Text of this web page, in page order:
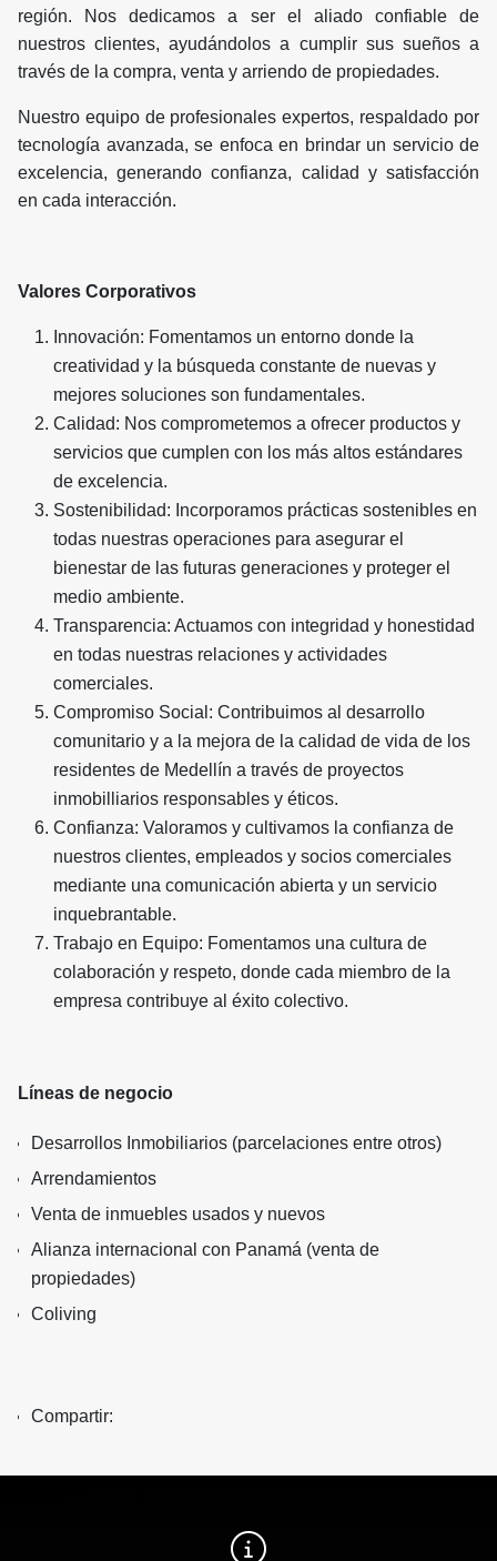
región. Nos dedicamos a ser el aliado confiable de
nuestros clientes, ayudándolos a cumplir sus sueños a
través de la compra, venta y arriendo de propiedades.
Nuestro equipo de profesionales expertos, respaldado por
tecnología avanzada, se enfoca en brindar un servicio de
excelencia, generando confianza, calidad y satisfacción
en cada interacción.
Valores Corporativos
Innovación: Fomentamos un entorno donde la
creatividad y la búsqueda constante de nuevas y
mejores soluciones son fundamentales.
Calidad: Nos comprometemos a ofrecer productos y
servicios que cumplen con los más altos estándares
de excelencia.
Sostenibilidad: Incorporamos prácticas sostenibles en
todas nuestras operaciones para asegurar el
bienestar de las futuras generaciones y proteger el
medio ambiente.
Transparencia: Actuamos con integridad y honestidad
en todas nuestras relaciones y actividades
comerciales.
Compromiso Social: Contribuimos al desarrollo
comunitario y a la mejora de la calidad de vida de los
residentes de Medellín a través de proyectos
inmobilliarios responsables y éticos.
Confianza: Valoramos y cultivamos la confianza de
nuestros clientes, empleados y socios comerciales
mediante una comunicación abierta y un servicio
inquebrantable.
Trabajo en Equipo: Fomentamos una cultura de
colaboración y respeto, donde cada miembro de la
empresa contribuye al éxito colectivo.
Líneas de negocio
Desarrollos Inmobiliarios (parcelaciones entre otros)
Arrendamientos
Venta de inmuebles usados y nuevos
Alianza internacional con Panamá (venta de
propiedades)
Coliving
Compartir: